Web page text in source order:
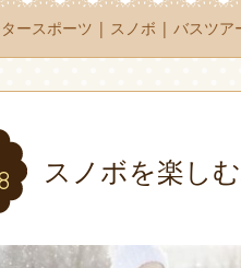
ースポーツ | スノボ |バスツア
スノボを楽し